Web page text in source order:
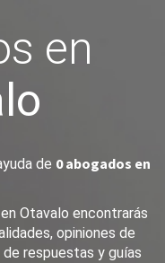
en
de 0 abogados en
Otavalo encontrarás
opiniones de
respuestas y guías